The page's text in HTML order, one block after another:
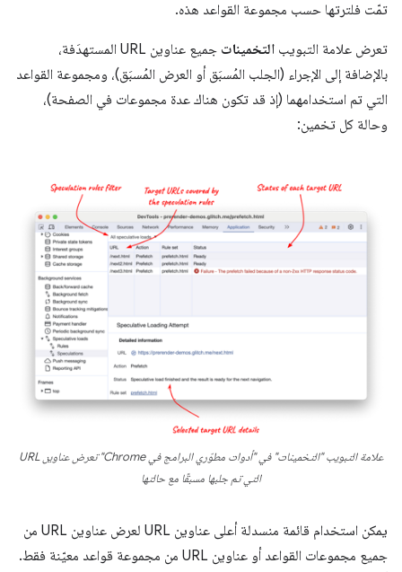
تمّت فلترتها حسب مجموعة القواعد هذه.
تعرض علامة التبويب التخمينات
جميع عناوين URL المستهدَفة،
بالإضافة إلى الإجراء (الجلب المُسبَق أو العرض المُسبَق)، ومجموعة القواعد
التي تم استخدامهما (إذ قد تكون هناك عدة مجموعات في الصفحة)،
وحالة كل تخمين:
علامة التبويب "التخمينات" في "أدوات مطوّري البرامج في Chrome" تعرض عناوين URL
التي تم جلبها مسبقًا مع حالتها
يمكن استخدام قائمة منسدلة أعلى عناوين URL لعرض عناوين URL من
جميع مجموعات القواعد أو عناوين URL من مجموعة قواعد معيّنة فقط.